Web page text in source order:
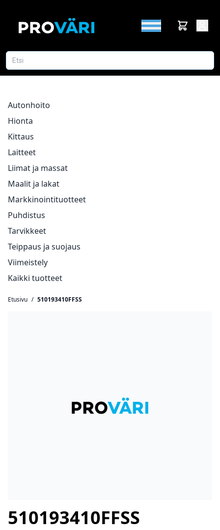
Autonhoito
Hionta
Kittaus
Laitteet
Liimat ja massat
Maalit ja lakat
Markkinointituotteet
Puhdistus
Tarvikkeet
Teippaus ja suojaus
Viimeistely
Kaikki tuotteet
Etusivu / 510193410FFSS
510193410FFSS